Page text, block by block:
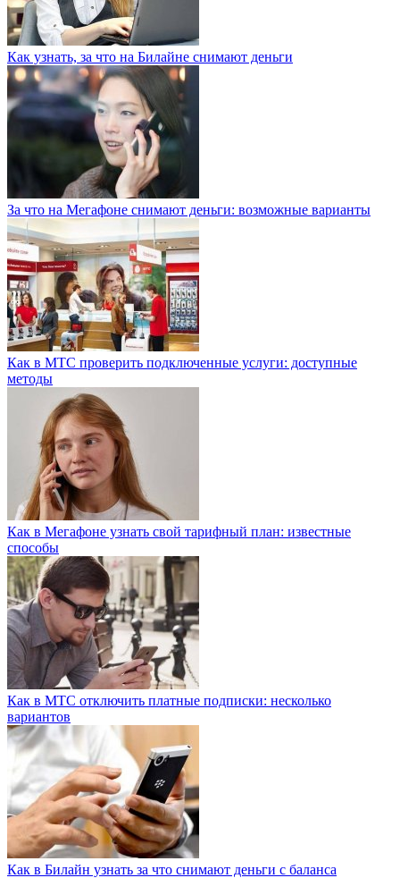
Как узнать, за что на Билайне снимают деньги
За что на Мегафоне снимают деньги: возможные варианты
Как в МТС проверить подключенные услуги: доступные
методы
Как в Мегафоне узнать свой тарифный план: известные
способы
Как в МТС отключить платные подписки: несколько
вариантов
Как в Билайн узнать за что снимают деньги с баланса